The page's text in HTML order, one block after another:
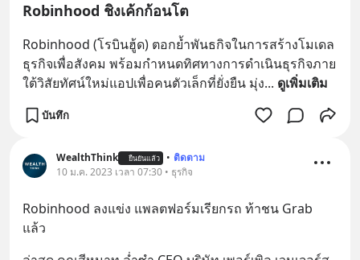
Robinhood ชิงเค้กก้อนโต
Robinhood (โรบินฮู้ด) ตอกย้ำพันธกิจในการสร้างโมเดล
ธุรกิจเพื่อสังคม พร้อมกำหนดทิศทางการดำเนินธุรกิจภาย
ใต้วิสัยทัศน์ใหม่แอปเพื่อคนตัวเล็กที่ยั่งยืน มุ่ง... ดูเพิ่มเติม
บันทึก
WealthThink ยืนยันแล้ว • ติดตาม
10 ม.ค. 2023 เวลา 07:30 • ธุรกิจ
Robinhood ลงแข่ง แพลตฟอร์มเรียกรถ ท้าชน Grab
แล้ว